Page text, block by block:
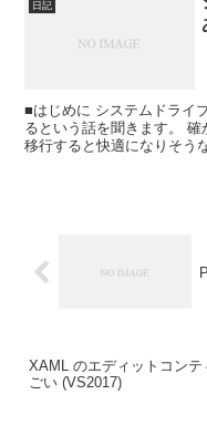
日記
■はじめに システムドライ
るという話を聞きます。
移行すると快適になりそう
XAML のエディットコンテ
ごい (VS2017)